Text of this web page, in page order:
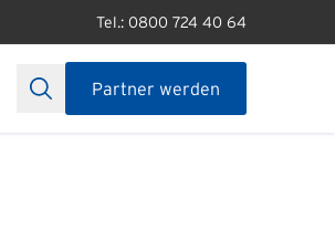
Tel.: 0800 724 40 64
Partner werden